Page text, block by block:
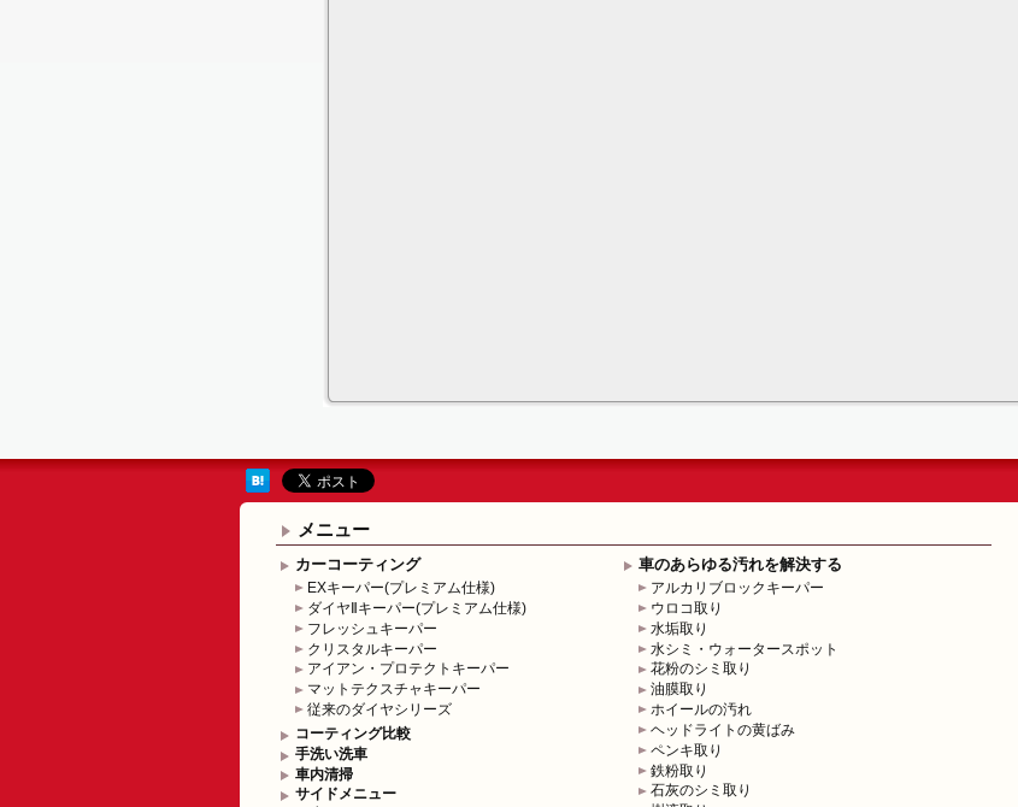
メニュー
カーコーティング
EXキーパー(プレミアム仕様)
ダイヤⅡキーパー(プレミアム仕様)
フレッシュキーパー
クリスタルキーパー
アイアン・プロテクトキーパー
マットテクスチャキーパー
従来のダイヤシリーズ
コーティング比較
手洗い洗車
車内清掃
サイドメニュー
車のあらゆる汚れを解決する
アルカリブロックキーパー
ウロコ取り
水垢取り
水シミ・ウォータースポット
花粉のシミ取り
油膜取り
ホイールの汚れ
ヘッドライトの黄ばみ
ペンキ取り
鉄粉取り
石灰のシミ取り